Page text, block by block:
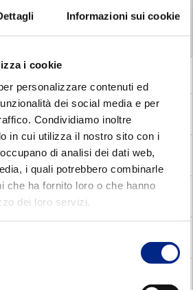
Informazioni sui cookie
i cookie
personalizzare contenuti ed
dei social media e per
Condividiamo inoltre
in cui utilizza il nostro sito con i
di analisi dei dati web,
i quali potrebbero combinarle
che ha fornito loro o che hanno
dei loro servizi.
Autofrenanti Asincroni Monofase con
Disgiuntore Elettronico
Asincroni Monofase con
Disgiuntore Centrifugo
Disgiuntore voltmetrico
Elettronico
centrifugo